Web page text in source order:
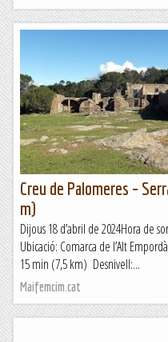
Creu de Palomeres –
m)
Dijous 18 d’abril de 2024Hora de
Ubicació: Comarca de l’Alt
15 min (7,5 km) Desnivell:...
Maifemcim.cat